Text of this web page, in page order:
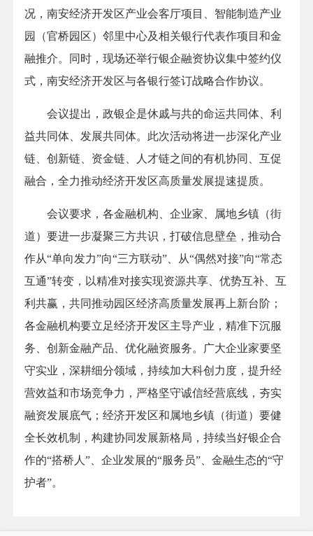
况，南安经济开发区产业会客厅项目、智能制造产业
园（官桥园区）邻里中心及相关银行代表作项目和金
融推介。同时，现场还举行银企融资协议集中签约仪
式，南安经济开发区与各银行签订战略合作协议。
会议提出，政银企是休戚与共的命运共同体、利
益共同体、发展共同体。此次活动将进一步深化产业
链、创新链、资金链、人才链之间的有机协同、互促
融合，全力推动经济开发区高质量发展提速提质。
会议要求，各金融机构、企业家、属地乡镇（街
道）要进一步凝聚三方共识，打破信息壁垒，推动合
作从“单向发力”向“三方联动”、从“偶然对接”向“常态
互通”转变，以精准对接实现资源共享、优势互补、互
利共赢，共同推动园区经济高质量发展再上新台阶；
各金融机构要立足经济开发区主导产业，精准下沉服
务、创新金融产品、优化融资服务。广大企业家要坚
守实业，深耕细分领域，持续加大科创力度，提升经
营效益和市场竞争力，严格坚守诚信经营底线，夯实
融资发展底气；经济开发区和属地乡镇（街道）要健
全长效机制，构建协同发展新格局，持续当好银企合
作的“搭桥人”、企业发展的“服务员”、金融生态的“守
护者”。